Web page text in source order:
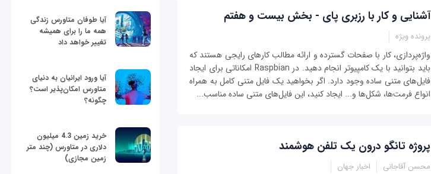
آشنایی و کار با رزبری پای - بخش بیست و هفتم
پرونده ویژه
واژه‌پردازی، کار با صفحات گسترده و ارائه مطالب کارهای رایجی هستند که
باید بتوانید با یک کامپیوتر انجام دهید. در Raspbian امکاناتی برای ایجاد
فایل‌های متنی ساده وجود دارد. اگر بخواهید یک فایل متنی کامل به همراه
انواع فرمت‌ها، شکل‌ها و... ایجاد کنید، این فایل‌های متنی ساده مناسب...
پروژه تانگو درون یک تلفن هوشمند
محسن آقاجانی اخبار جهان
آیا طوفان متاورس زندگی
همه ما را برای همیشه
تغییر خواهد داد
آیا ورود ایرانیان به دنیای
متاورس امکان‌پذیر است؟
چگونه؟
خرید زمین 4.3 میلیون
دلاری در متاورس (چند متر
زمین مجازی)